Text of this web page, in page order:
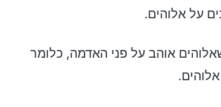
על אלוהים.
אוהב על פני האדמה, כלומר